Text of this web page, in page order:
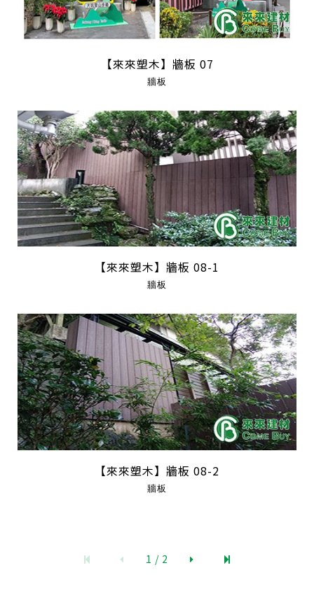
【來來塑木】牆板 07
牆板
【來來塑木】牆板 08-1
牆板
【來來塑木】牆板 08-2
牆板
1 / 2